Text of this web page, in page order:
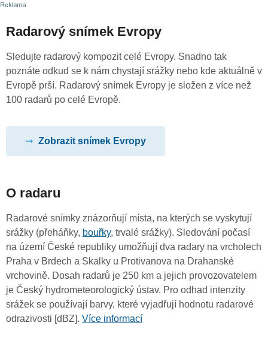
Radarový snímek Evropy
Sledujte radarový kompozit celé Evropy. Snadno tak
poznáte odkud se k nám chystají srážky nebo kde aktuálně v
Evropě prší. Radarový snímek Evropy je složen z více než
100 radarů po celé Evropě.
Zobrazit snímek Evropy
O radaru
Radarové snímky znázorňují místa, na kterých se vyskytují
srážky (přeháňky, bouřky, trvalé srážky). Sledování počasí
na území České republiky umožňují dva radary na vrcholech
Praha v Brdech a Skalky u Protivanova na Drahanské
vrchovině. Dosah radarů je 250 km a jejich provozovatelem
je Český hydrometeorologický ústav. Pro odhad intenzity
srážek se používají barvy, které vyjadřují hodnotu radarové
odrazivosti [dBZ]. Více informací